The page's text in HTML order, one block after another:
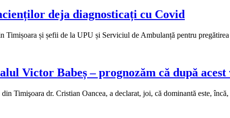
deja diagnosticați cu Covid
Timișoara și șefii de la UPU și Serviciul de Ambulanță pentru
Victor Babeș – prognozăm că după acest
Timişoara dr. Cristian Oancea, a declarat, joi, că dominantă este,